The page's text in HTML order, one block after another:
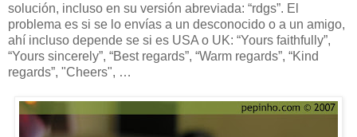
solución, incluso en su versión abreviada: “rdgs”. El
problema es si se lo envías a un desconocido o a un amigo,
ahí incluso depende se si es USA o UK: “Yours faithfully”,
“Yours sincerely”, “Best regards”, “Warm regards”, “Kind
regards”, "Cheers", …